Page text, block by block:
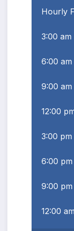
Hourly
3:00 am
6:00 am
9:00 am
12:00
3:00 pm
6:00 pm
9:00 pm
12:00 am